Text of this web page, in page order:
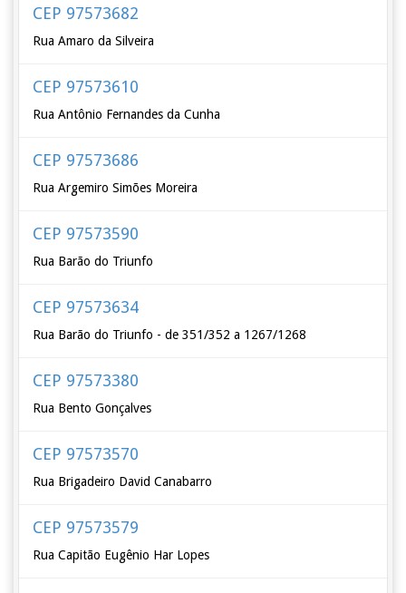
CEP 97573682
Rua Amaro da Silveira
CEP 97573610
Rua Antônio Fernandes da Cunha
CEP 97573686
Rua Argemiro Simões Moreira
CEP 97573590
Rua Barão do Triunfo
CEP 97573634
Rua Barão do Triunfo - de 351/352 a 1267/1268
CEP 97573380
Rua Bento Gonçalves
CEP 97573570
Rua Brigadeiro David Canabarro
CEP 97573579
Rua Capitão Eugênio Har Lopes